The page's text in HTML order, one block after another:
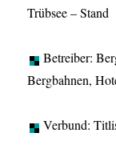
Trübsee – Stand
Betreiber:
Bergbahnen,
Verbund: